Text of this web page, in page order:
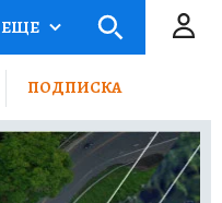
ЕЩЕ
ПОДПИСКА